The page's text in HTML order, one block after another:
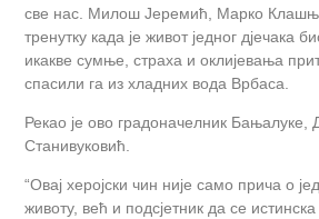
све нас. Милош Јеремић, Марко
тренутку када је живот једног дјечака
икакве сумње, страха и оклијевања
спасили га из хладних вода Врбаса.
Рекао је ово градоначелник Бањалуке,
Станивуковић.
“Овај херојски чин није само прича о
животу, већ и подсјетник да се